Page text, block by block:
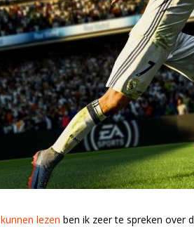
kunnen lezen ben ik zeer te spreken over